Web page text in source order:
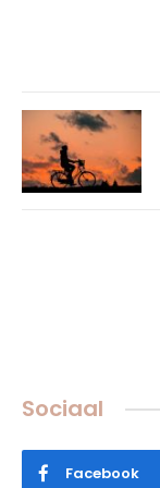
Sociaal
Facebook